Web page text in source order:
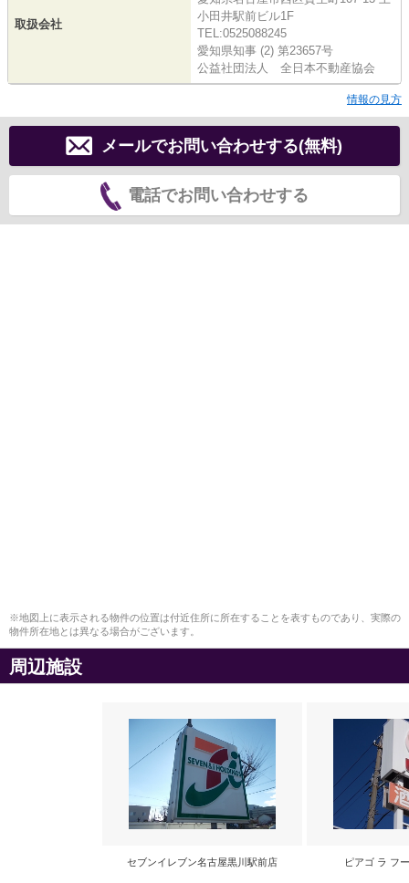
取扱会社
小田井駅前ビル1F
TEL:0525088245
愛知県知事 (2) 第23657号
公益社団法人 全日本不動産協会
情報の見方
メールでお問い合わせする(無料)
電話でお問い合わせする
※地図上に表示される物件の位置は付近住所に所在することを表すものであり、実際の
物件所在地とは異なる場合がございます。
周辺施設
セブンイレブン名古屋黒川駅前店 ピアゴ ラ フ